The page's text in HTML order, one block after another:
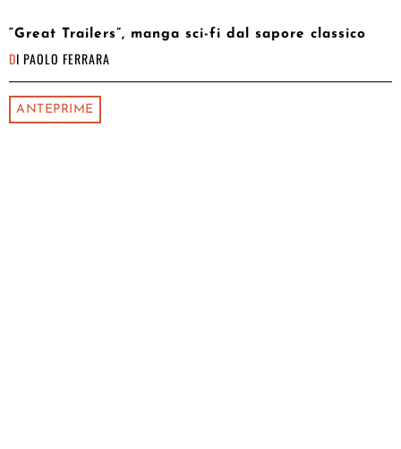
“Great Trailers”, manga sci-fi dal sapore classico
DI PAOLO FERRARA
ANTEPRIME